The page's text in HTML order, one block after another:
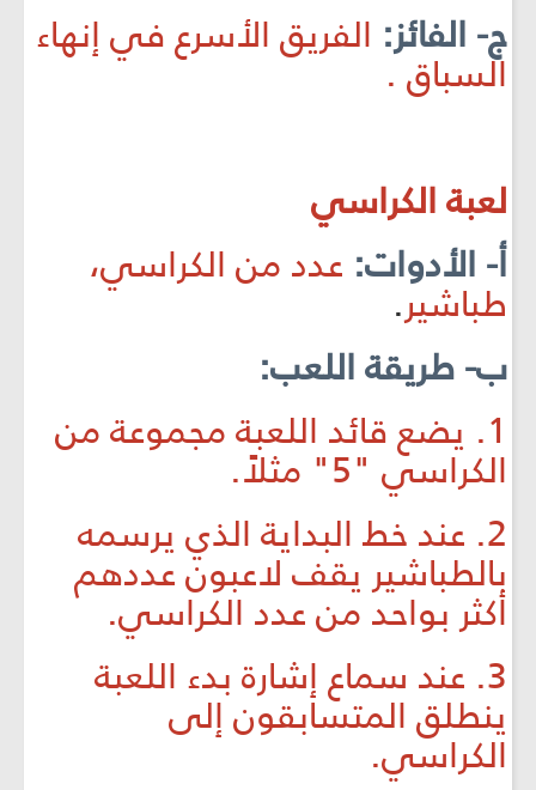
ج- الفائز: الفريق الأسرع في إنهاء
السباق .
لعبة الكراسي
أ- الأدوات: عدد من الكراسي،
طباشير.
ب- طريقة اللعب:
1. يضع قائد اللعبة مجموعة من
الكراسي "5" مثلاً.
2. عند خط البداية الذي يرسمه
بالطباشير يقف لاعبون عددهم
أكثر بواحد من عدد الكراسي.
3. عند سماع إشارة بدء اللعبة
ينطلق المتسابقون إلى
الكراسي.